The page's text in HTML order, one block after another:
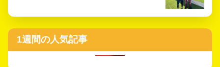
1週間の人気記事